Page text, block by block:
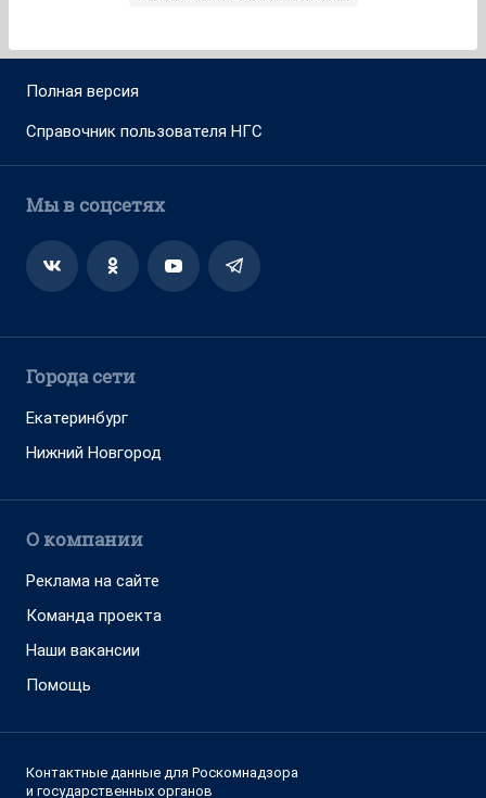
Полная версия
Справочник пользователя НГС
Мы в соцсетях
Города сети
Екатеринбург
Нижний Новгород
О компании
Реклама на сайте
Команда проекта
Наши вакансии
Помощь
Контактные данные для Роскомнадзора
и государственных органов